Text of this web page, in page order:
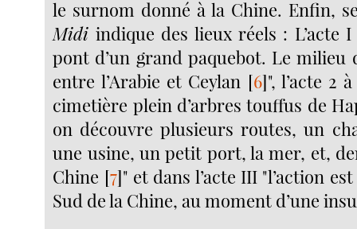
le surnom donné à la Chine. Enfin,
Midi indique des lieux réels : L’acte
pont d’un grand paquebot. Le milieu
entre l’Arabie et Ceylan [6]", l’acte 2
cimetière plein d’arbres touffus de
on découvre plusieurs routes, un
une usine, un petit port, la mer, et,
Chine [7]" et dans l’acte III "l’action
Sud de la Chine, au moment d’une